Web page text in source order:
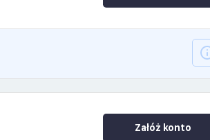
Załóż konto